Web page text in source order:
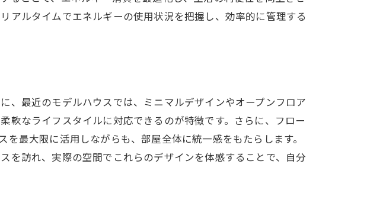
ム作り
アルタイムでエネルギーの使用状況を把握し、効率的に管理する
、最近のモデルハウスでは、ミニマルデザインやオープンフロア
軟なライフスタイルに対応できるのが特徴です。さらに、フロー
最大限に活用しながらも、部屋全体に統一感をもたらします。
を訪れ、実際の空間でこれらのデザインを体感することで、自分